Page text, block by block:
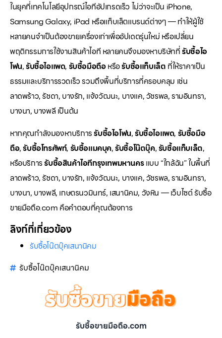
ในยุคที่เทคโนโลยีอุปกรณ์ไอทีอัปเกรดเร็ว ไม่ว่าจะเป็น iPhone,
Samsung Galaxy, iPad หรือแท็บเล็ตแบรนด์ต่างๆ — ทำให้ผู้ใช้
หลายคนจำเป็นต้องขายเครื่องเก่าเพื่ออัปเดตรุ่นใหม่ หรือเปลี่ยน
พฤติกรรมการใช้งานสินค้าไอที หลายคนจึงมองหาบริษัทที่รับซื้อไอ
โฟน,รับซื้อไอแพด, รับซื้อมือถือหรือรับซื้อแท็บเล็ต ที่ให้ราคาเป็น
ธรรมและบริการรวดเร็ว รวมถึงพื้นที่บริการที่ครอบคลุม เช่น
ลาดพร้าว, รัชดา, บางรัก, แจ้งวัฒนะ, บางแค, วัชรพล, รามอินทรา,
บางนา, บางพลี เป็นต้น
หากคุณกำลังมองหาบริการรับซื้อไอโฟน,รับซื้อไอแพด, รับซื้อมือ
ถือ,รับซื้อโทรศัพท์, รับซื้อแมคบุค,รับซื้อโน๊ตบุ๊ค,รับซื้อแท็บเล็ต,
หรือบริการรับซื้อสินค้าไอทีกรุงเทพมหานครแบบ “ใกล้ฉัน” ในพื้นที่
ลาดพร้าว, รัชดา, บางรัก, แจ้งวัฒนะ, บางแค, วัชรพล, รามอินทรา,
บางนา, บางพลี, เกษตรนวมินทร์, เสนานิคม, วังหิน — เว็บไซต์ รับซื้อ
ขายมือถือ.com คือคำตอบที่คุณต้องการ
ลิงก์ที่เกี่ยวข้อง
รับซื้อโน๊ตบุ๊คเสนานิคม
รับซื้อโน๊ตบุ๊คเสนานิคม
รับซื้อขายมือถือ.com